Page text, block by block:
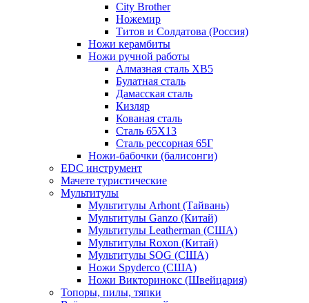
City Brother
Ножемир
Титов и Солдатова (Россия)
Ножи керамбиты
Ножи ручной работы
Алмазная сталь ХВ5
Булатная сталь
Дамасская сталь
Кизляр
Кованая сталь
Сталь 65Х13
Сталь рессорная 65Г
Ножи-бабочки (балисонги)
EDC инструмент
Мачете туристические
Мультитулы
Мультитулы Arhont (Тайвань)
Мультитулы Ganzo (Китай)
Мультитулы Leatherman (США)
Мультитулы Roxon (Китай)
Мультитулы SOG (США)
Ножи Spyderco (США)
Ножи Викторинокс (Швейцария)
Топоры, пилы, тяпки